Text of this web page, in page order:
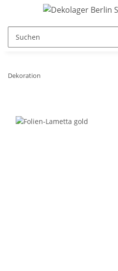
Dekoration